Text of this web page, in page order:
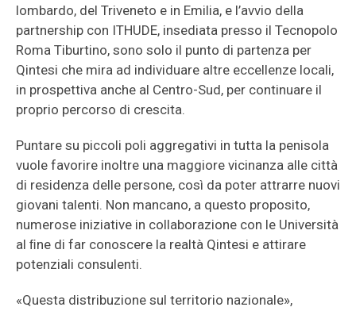
lombardo, del Triveneto e in Emilia, e l’avvio della
partnership con ITHUDE, insediata presso il Tecnopolo
Roma Tiburtino, sono solo il punto di partenza per
Qintesi che mira ad individuare altre eccellenze locali,
in prospettiva anche al Centro-Sud, per continuare il
proprio percorso di crescita.
Puntare su piccoli poli aggregativi in tutta la penisola
vuole favorire inoltre una maggiore vicinanza alle città
di residenza delle persone, così da poter attrarre nuovi
giovani talenti. Non mancano, a questo proposito,
numerose iniziative in collaborazione con le Università
al ﬁne di far conoscere la realtà Qintesi e attirare
potenziali consulenti.
«Questa distribuzione sul territorio nazionale»,